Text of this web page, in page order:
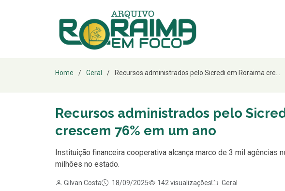
Home Geral Recursos administrados pelo Sicredi em Roraima cre...
Recursos administrados pelo
crescem 76% em um ano
Instituição financeira cooperativa alcança marco de 3 mil agências
milhões no estado.
Gilvan Costa 18/09/2025 142 visualizações Geral